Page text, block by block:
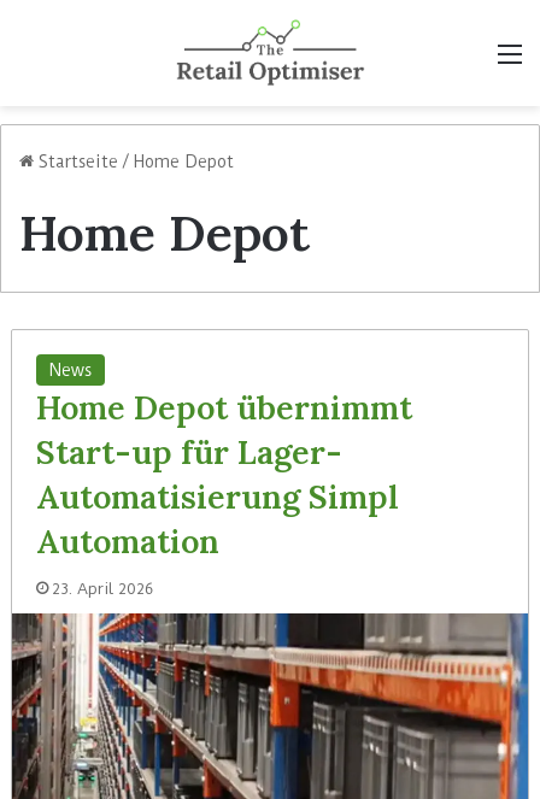
Startseite / Home Depot
Home Depot
News
Home Depot übernimmt
Start-up für Lager-
Automatisierung Simpl
Automation
23. April 2026